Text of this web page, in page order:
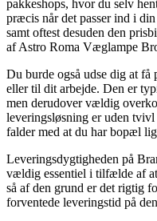
pakkeshops, hvor du selv
præcis når det passer ind i
samt oftest desuden den
af Astro Roma Væglampe
Du burde også udse dig at
eller til dit arbejde. Den er
men derudover vældig
leveringsløsning er uden
falder med at du har bopæl
Leveringsdygtigheden på
vældig essentiel i tilfælde af
så af den grund er det rigtig
forventede leveringstid på